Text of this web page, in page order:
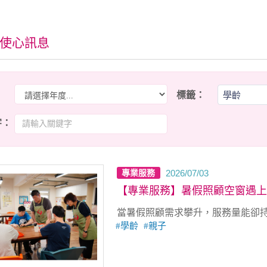
⼼訊息
標籤： 學齡
專業服務 2026/07/03
【專業服務】暑假照顧空窗遇
當暑假照顧需求攀升，服務量能卻
學齡 親子